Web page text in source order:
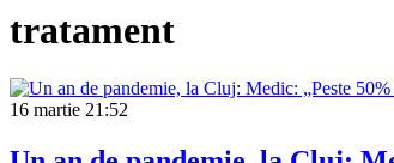
tratament
16 martie 21:52